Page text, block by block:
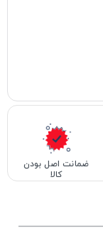
ضمانت اصل بودن
کالا